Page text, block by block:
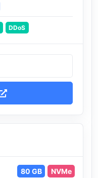
DDoS
80 GB NVMe